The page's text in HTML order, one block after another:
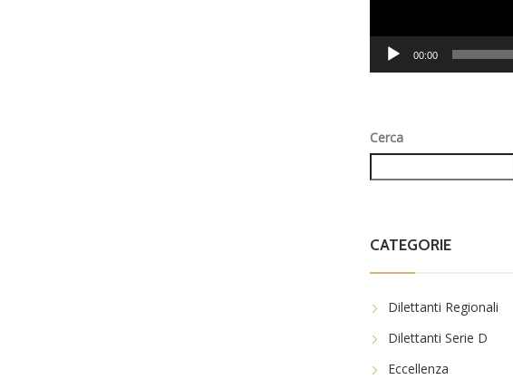
00:00
Cerca
CATEGORIE
Dilettanti Regionali
Dilettanti Serie D
Eccellenza